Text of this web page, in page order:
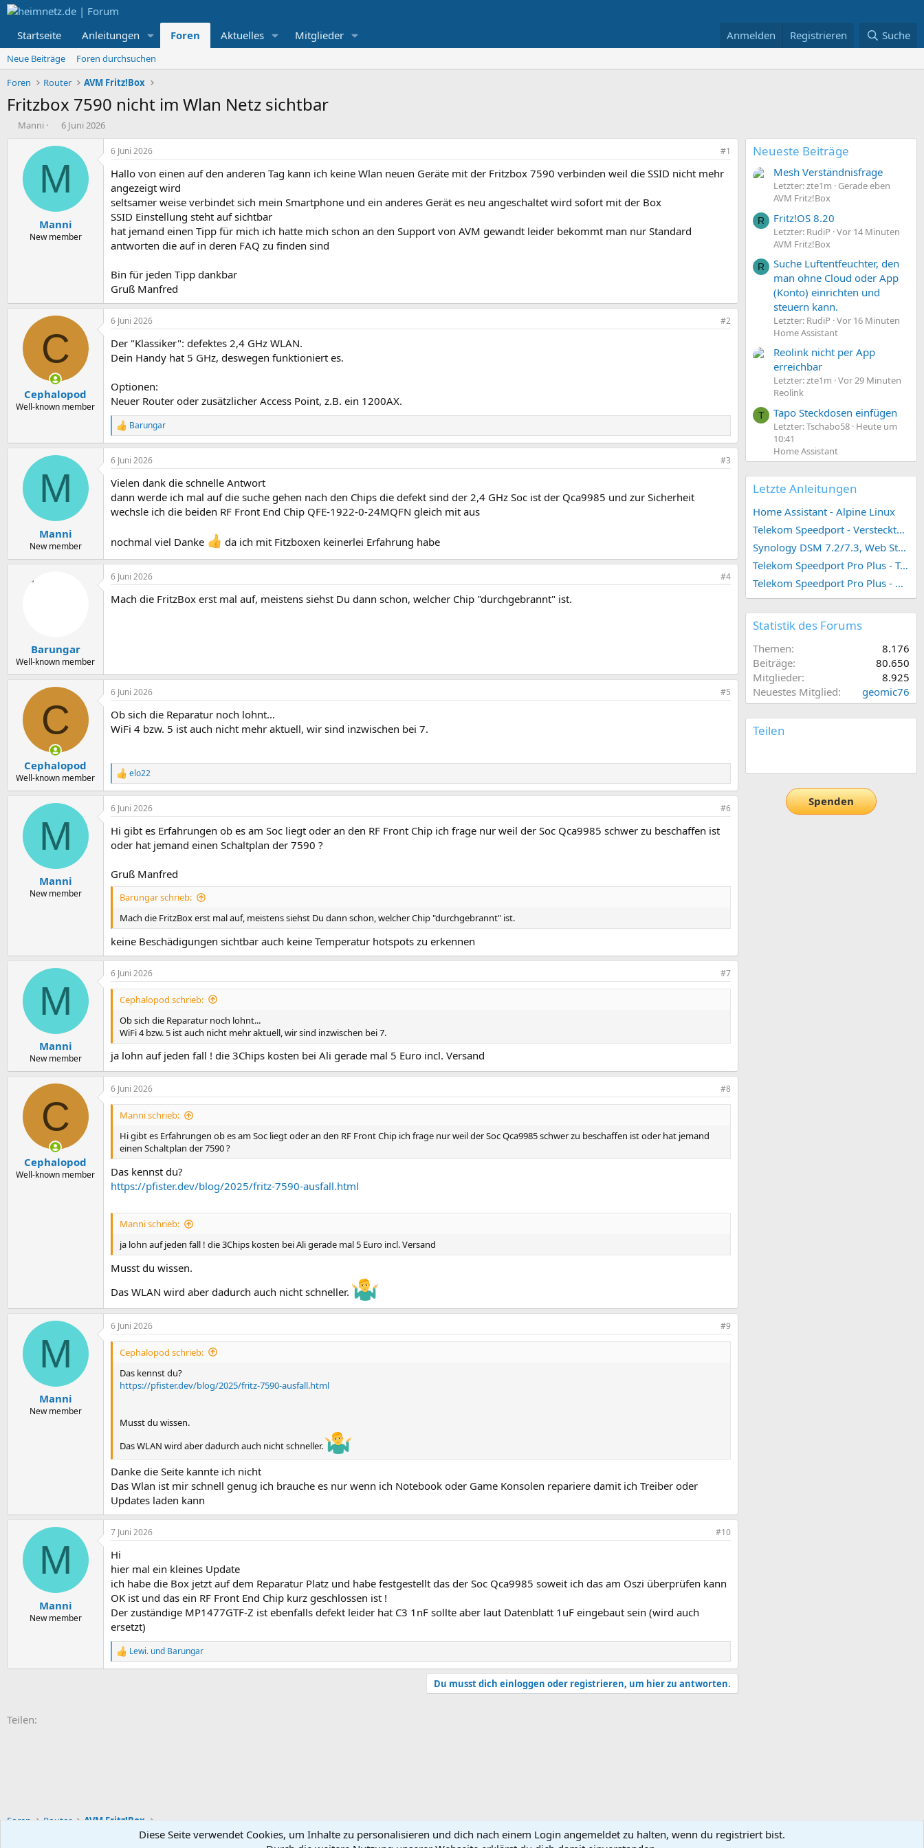
Startseite Anleitungen Foren Aktuelles Mitglieder Anmelden Registrieren Suche
Neue Beiträge
Foren durchsuchen
Foren
Router AVM Fritz!Box
Fritzbox 7590 nicht im Wlan Netz sichtbar
E
Manni
E
s
e
l
t
a
m
6 Juni 2026
M
Manni
New member
6 Juni 2026 #1
Hallo von einen auf den anderen Tag kann ich keine Wlan neuen Geräte mit der Fritzbox 7590 verbinden weil die SSID nicht mehr
angezeigt wird
seltsamer weise verbindet sich mein Smartphone und ein anderes Gerät es neu angeschaltet wird sofort mit der Box
SSID Einstellung steht auf sichtbar
hat jemand einen Tipp für mich ich hatte mich schon an den Support von AVM gewandt leider bekommt man nur Standard
antworten die auf in deren FAQ zu finden sind
Bin für jeden Tipp dankbar
Gruß Manfred
C
Cephalopod
Well-known member
6 Juni 2026 #2
Der "Klassiker": defektes 2,4 GHz WLAN.
Dein Handy hat 5 GHz, deswegen funktioniert es.
Optionen:
Neuer Router oder zusätzlicher Access Point, z.B. ein 1200AX.
R
e
a
k
i
o
e
:
Barungar
M
Manni
New member
6 Juni 2026 #3
Vielen dank die schnelle Antwort
dann werde ich mal auf die suche gehen nach den Chips die defekt sind der 2,4 GHz Soc ist der Qca9985 und zur Sicherheit
wechsle ich die beiden RF Front End Chip QFE-1922-0-24MQFN gleich mit aus
nochmal viel Danke da ich mit Fitzboxen keinerlei Erfahrung habe
Barungar
Well-known member
6 Juni 2026 #4
Mach die FritzBox erst mal auf, meistens siehst Du dann schon, welcher Chip "durchgebrannt" ist.
C
Cephalopod
Well-known member
6 Juni 2026 #5
Ob sich die Reparatur noch lohnt...
WiFi 4 bzw. 5 ist auch nicht mehr aktuell, wir sind inzwischen bei 7.
R
e
a
k
i
o
n
:
elo22
M
Manni
New member
6 Juni 2026 #6
Hi gibt es Erfahrungen ob es am Soc liegt oder an den RF Front Chip ich frage nur weil der Soc Qca9985 schwer zu beschaffen ist
oder hat jemand einen Schaltplan der 7590 ?
Gruß Manfred
Barungar schrieb:
Mach die FritzBox erst mal auf, meistens siehst Du dann schon, welcher Chip "durchgebrannt" ist.
keine Beschädigungen sichtbar auch keine Temperatur hotspots zu erkennen
M
Manni
New member
6 Juni 2026 #7
Cephalopod schrieb:
Ob sich die Reparatur noch lohnt...
WiFi 4 bzw. 5 ist auch nicht mehr aktuell, wir sind inzwischen bei 7.
ja lohn auf jeden fall ! die 3Chips kosten bei Ali gerade mal 5 Euro incl. Versand
C
Cephalopod
Well-known member
6 Juni 2026 #8
Manni schrieb:
Hi gibt es Erfahrungen ob es am Soc liegt oder an den RF Front Chip ich frage nur weil der Soc Qca9985 schwer zu beschaffen ist oder hat jemand
einen Schaltplan der 7590 ?
Das kennst du?
https://pfister.dev/blog/2025/fritz-7590-ausfall.html
Manni schrieb:
ja lohn auf jeden fall ! die 3Chips kosten bei Ali gerade mal 5 Euro incl. Versand
Musst du wissen.
Das WLAN wird aber dadurch auch nicht schneller.
M
Manni
New member
6 Juni 2026 #9
Cephalopod schrieb:
Das kennst du?
https://pfister.dev/blog/2025/fritz-7590-ausfall.html
Musst du wissen.
Das WLAN wird aber dadurch auch nicht schneller.
Danke die Seite kannte ich nicht
Das Wlan ist mir schnell genug ich brauche es nur wenn ich Notebook oder Game Konsolen repariere damit ich Treiber oder
Updates laden kann
M
Manni
New member
7 Juni 2026 #10
Hi
hier mal ein kleines Update
ich habe die Box jetzt auf dem Reparatur Platz und habe festgestellt das der Soc Qca9985 soweit ich das am Oszi überprüfen kann
OK ist und das ein RF Front End Chip kurz geschlossen ist !
Der zuständige MP1477GTF-Z ist ebenfalls defekt leider hat C3 1nF sollte aber laut Datenblatt 1uF eingebaut sein (wird auch
ersetzt)
R
e
Lewi. und Barungar
Du musst dich einloggen oder registrieren, um hier zu antworten.
Teilen:
Neueste Beiträge
Mesh Verständnisfrage
Letzter: zte1m
Gerade eben
AVM Fritz!Box
R Fritz!OS 8.20
Letzter: RudiP Vor 14 Minuten
AVM Fritz!Box
R
Suche Luftentfeuchter, den
man ohne Cloud oder App
(Konto) einrichten und
steuern kann.
Letzter: RudiP Vor 16 Minuten
Home Assistant
Reolink nicht per App
erreichbar
Letzter: zte1m Vor 29 Minuten
Reolink
T Tapo Steckdosen einfügen
Letzter: Tschabo58 Heute um
10:41
Home Assistant
Letzte Anleitungen
Home Assistant - Alpine Linux
Telekom Speedport - Versteckte Konfigurationen
Synology DSM 7.2/7.3, Web Station 4, Webdienst und Webportal erstellen (ehemals vHost)
Telekom Speedport Pro Plus - Telefonie einrichten
Telekom Speedport Pro Plus - Netzwerk einrichten
Statistik des Forums
Themen
8.176
Beiträge
80.650
Mitglieder
8.925
Neuestes Mitglied
geomic76
Teilen
Spenden
Foren Router AVM Fritz!Box
Diese Seite verwendet Cookies, um Inhalte zu personalisieren und dich nach einem Login angemeldet zu halten, wenn du registriert bist.